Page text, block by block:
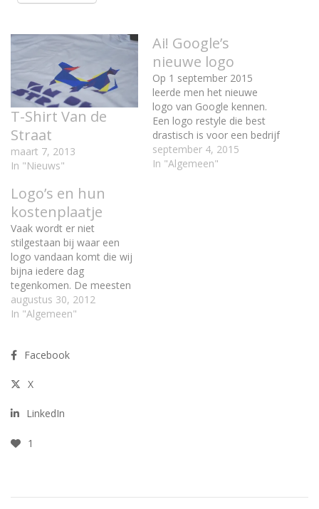
T-Shirt Van de
Straat
maart 7, 2013
In "Nieuws"
Ai! Google’s
nieuwe logo
Op 1 september 2015
leerde men het nieuwe
logo van Google kennen.
Een logo restyle die best
drastisch is voor een bedrijf
die vaak weinig veranderde
aan de identiteit. Strak en
september 4, 2015
In "Algemeen"
Logo’s en hun
kostenplaatje
Vaak wordt er niet
stilgestaan bij waar een
logo vandaan komt die wij
bijna iedere dag
tegenkomen. De meesten
zijn zo ingeburgerd dat wij
ook niet anders meer
waarom de vormen,
gekozen zoals ze zijn
augustus 30, 2012
In "Algemeen"
Facebook
X
LinkedIn
1